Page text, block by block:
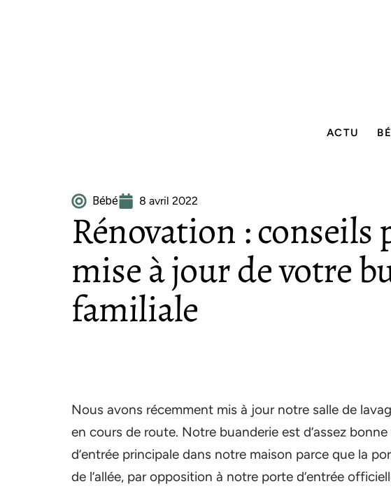
ACTU
Bébé 8 avril 2022
Rénovation : conseils
mise à jour de votre
familiale
Nous avons récemment mis à jour notre salle de
en cours de route. Notre buanderie est d’assez
d’entrée principale dans notre maison parce que la
de l’allée, par opposition à notre porte d’entrée